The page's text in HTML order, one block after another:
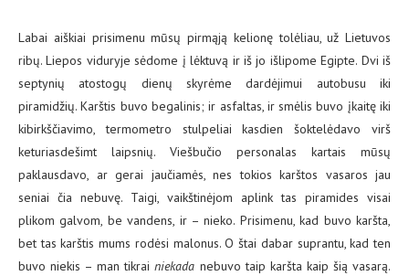
Labai aiškiai prisimenu mūsų pirmąją kelionę tolėliau, už Lietuvos
ribų. Liepos viduryje sėdome į lėktuvą ir iš jo išlipome Egipte. Dvi iš
septynių atostogų dienų skyrėme dardėjimui autobusu iki
piramidžių. Karštis buvo begalinis; ir asfaltas, ir smėlis buvo įkaitę iki
kibirkščiavimo, termometro stulpeliai kasdien šoktelėdavo virš
keturiasdešimt laipsnių. Viešbučio personalas kartais mūsų
paklausdavo, ar gerai jaučiamės, nes tokios karštos vasaros jau
seniai čia nebuvę. Taigi, vaikštinėjom aplink tas piramides visai
plikom galvom, be vandens, ir – nieko. Prisimenu, kad buvo karšta,
bet tas karštis mums rodėsi malonus. O štai dabar suprantu, kad ten
buvo niekis – man tikrainiekada nebuvo taip karšta kaip šią vasarą.